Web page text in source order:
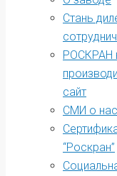
Стань
РОСКРАН
сайт
СМИ о нас
“Роскран”